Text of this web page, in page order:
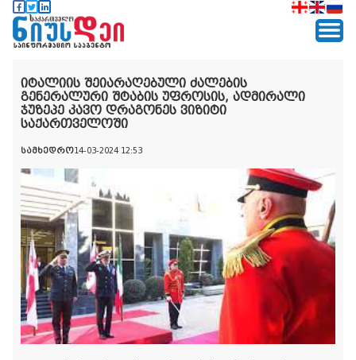
იტალიის შეიარაღებული ძალების
გენერალური შტაბის უფროსის, ადმირალი
ჯუზეპე კავო დრაგონეს ვიზიტი
საქართველოში
სამხედრო14-03-2024 12:53